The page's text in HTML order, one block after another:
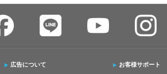
広告について
お客様サポート